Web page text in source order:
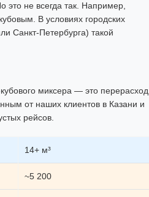
не всегда так. Например,
В условиях городских
Санкт-Петербурга) такой
миксера — это перерасход.
от наших клиентов в Казани и
рейсов.
14+ м³
~5 200